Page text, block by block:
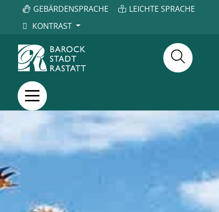
GEBÄRDENSPRACHE
LEICHTE SPRACHE
KONTRAST